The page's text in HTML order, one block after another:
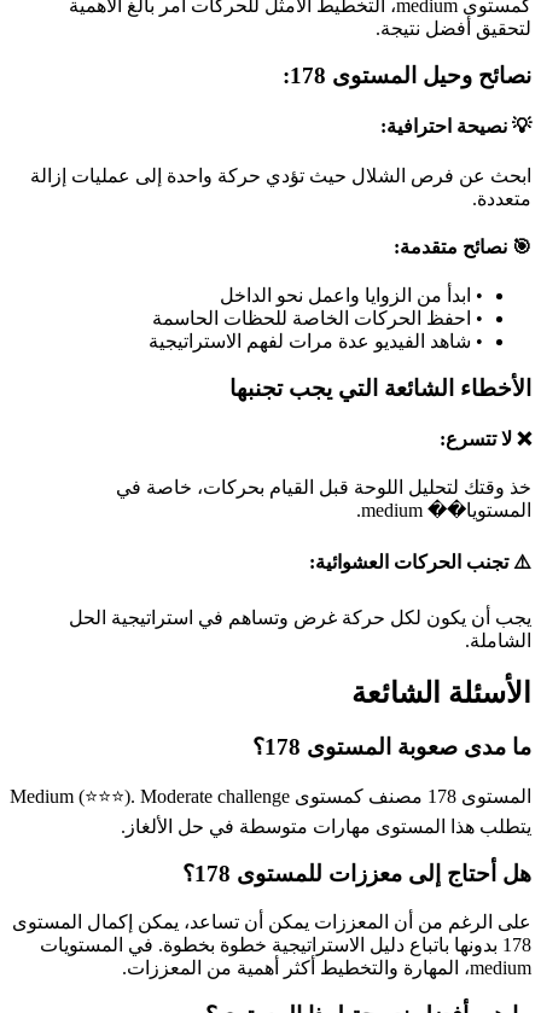
كمستوى medium، التخطيط الأمثل للحركات أمر بالغ الأهمية
لتحقيق أفضل نتيجة.
نصائح وحيل المستوى 178:
💡 نصيحة احترافية:
ابحث عن فرص الشلال حيث تؤدي حركة واحدة إلى عمليات إزالة
متعددة.
🎯 نصائح متقدمة:
• ابدأ من الزوايا واعمل نحو الداخل
• احفظ الحركات الخاصة للحظات الحاسمة
• شاهد الفيديو عدة مرات لفهم الاستراتيجية
الأخطاء الشائعة التي يجب تجنبها
❌ لا تتسرع:
خذ وقتك لتحليل اللوحة قبل القيام بحركات، خاصة في
المستويا�� medium.
⚠️ تجنب الحركات العشوائية:
يجب أن يكون لكل حركة غرض وتساهم في استراتيجية الحل
الشاملة.
الأسئلة الشائعة
ما مدى صعوبة المستوى 178؟
المستوى 178 مصنف كمستوى Medium (⭐⭐⭐). Moderate challenge
يتطلب هذا المستوى مهارات متوسطة في حل الألغاز.
هل أحتاج إلى معززات للمستوى 178؟
على الرغم من أن المعززات يمكن أن تساعد، يمكن إكمال المستوى
178 بدونها باتباع دليل الاستراتيجية خطوة بخطوة. في المستويات
medium، المهارة والتخطيط أكثر أهمية من المعززات.